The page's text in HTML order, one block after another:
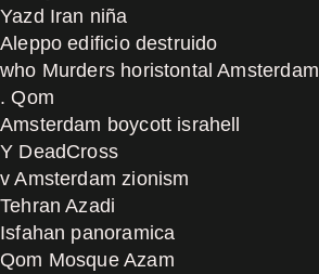
Yazd Iran niña
Aleppo edificio destruido
who Murders horistontal Amsterdam
. Qom
Amsterdam boycott israhell
Y DeadCross
v Amsterdam zionism
Tehran Azadi
Isfahan panoramica
Qom Mosque Azam